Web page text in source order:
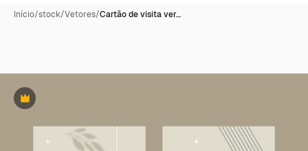
Início/stock/Vetores/Cartão de visita ver…
Premium